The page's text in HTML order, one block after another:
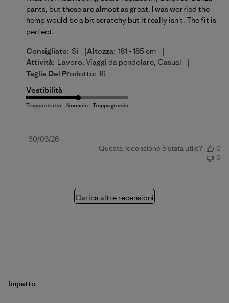
pants, but these are almost as great. I was worried the
hemp would be a bit scratchy but it really isn't. The fit is
perfect.
Consigliato: Si |Altezza: 181 - 185 cm |
Attività: Lavoro, Viaggi da pendolare, Casual |
Taglia Del Prodotto: 16
Vestibilità
Data
30/06/26
Questa recensione è stata utile?
0
0
Carica altre recensioni
Impatto